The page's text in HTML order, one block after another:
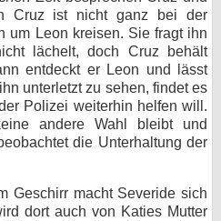
Cruz ist nicht ganz bei der
um Leon kreisen. Sie fragt ihn
lächelt, doch Cruz behält
entdeckt er Leon und lässt
unterletzt zu sehen, findet es
Polizei weiterhin helfen will.
andere Wahl bleibt und
die Unterhaltung der
Geschirr macht Severide sich
dort auch von Katies Mutter